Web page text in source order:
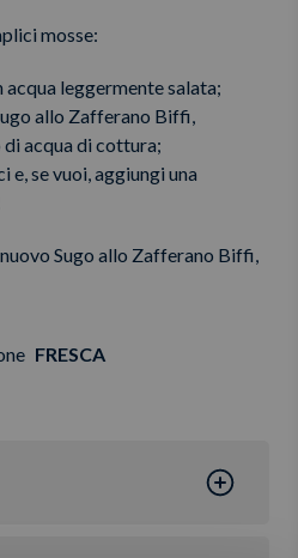
mosse:
acqua leggermente salata;
allo Zafferano Biffi,
acqua di cottura;
se vuoi, aggiungi una
Sugo allo Zafferano Biffi,
FRESCA